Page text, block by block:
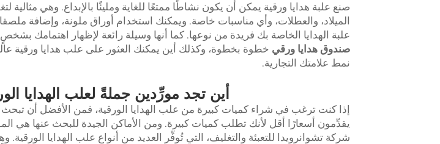
صنع علبة هدايا ورقية يمكن أن يكون نشاطًا ممتعًا للغاية ومليئًا بالإبداع. وهي مثالية
الميلاد، والعطلات، وأي مناسبات خاصة. ويمكنك استخدام أوراق ملونة، وإضافة
علبة الهدايا الخاصة بك فريدة من نوعها. كما أنها وسيلة رائعة لإظهار اهتمامك
صندوق هدايا ورقي خطوة بخطوة، وكذلك أين يمكنك العثور على علب هدايا ورقية
نمط علامتك التجارية.
أين تجد مورِّدين جملةً لعلب الهدايا
إذا كنت ترغب في شراء كميات كبيرة من علب الهدايا الورقية، فمن الأفضل أن
يقدِّمون أسعارًا أقل لأنك تطلب كميات كبيرة. ومن الأماكن الجيدة للبحث عنها هي
شركة تشوانرويدا للتعبئة والتغليف، التي تُوفِّر العديد من أنواع علب الهدايا